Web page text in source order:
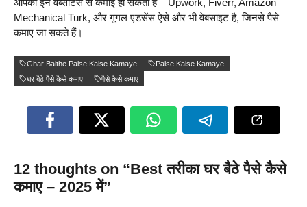
आपको इन वेब्सीटेस से कमाई हो सकती है – Upwork, Fiverr, Amazon
Mechanical Turk, और गूगल एडसेंस ऐसे और भी वेबसाइट है, जिनसे पैसे
कमाए जा सकते हैं।
Ghar Baithe Paise Kaise Kamaye
Paise Kaise Kamaye
घर बैठे पैसे कैसे कमाए
पैसे कैसे कमाए
12 thoughts on “Best तरीका घर बैठे पैसे कैसे
कमाए – 2025 में”